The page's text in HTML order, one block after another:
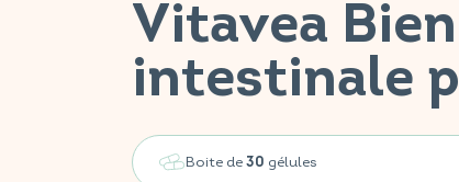
Vitavea
intestinale
Boite de 30 gélules